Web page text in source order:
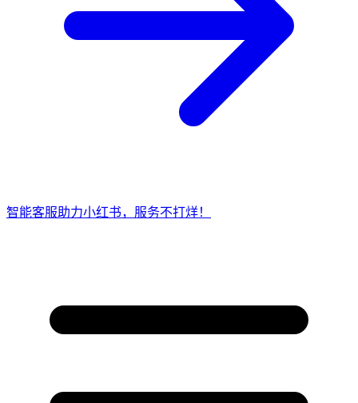
智能客服助力小红书，服务不打烊！